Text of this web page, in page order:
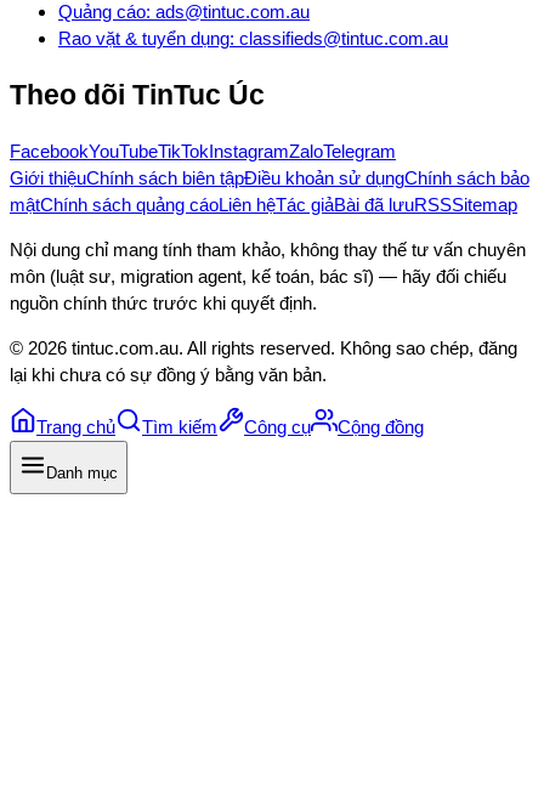
Quảng cáo: ads@tintuc.com.au
Rao vặt & tuyển dụng: classifieds@tintuc.com.au
Theo dõi TinTuc Úc
FacebookYouTubeTikTokInstagramZaloTelegram
Giới thiệuChính sách biên tậpĐiều khoản sử dụngChính sách bảo
mậtChính sách quảng cáoLiên hệTác giảBài đã lưuRSSSitemap
Nội dung chỉ mang tính tham khảo, không thay thế tư vấn chuyên
môn (luật sư, migration agent, kế toán, bác sĩ) — hãy đối chiếu
nguồn chính thức trước khi quyết định.
© 2026 tintuc.com.au. All rights reserved. Không sao chép, đăng
lại khi chưa có sự đồng ý bằng văn bản.
Trang chủ Tìm kiếm Công cụ Cộng đồng
Danh mục